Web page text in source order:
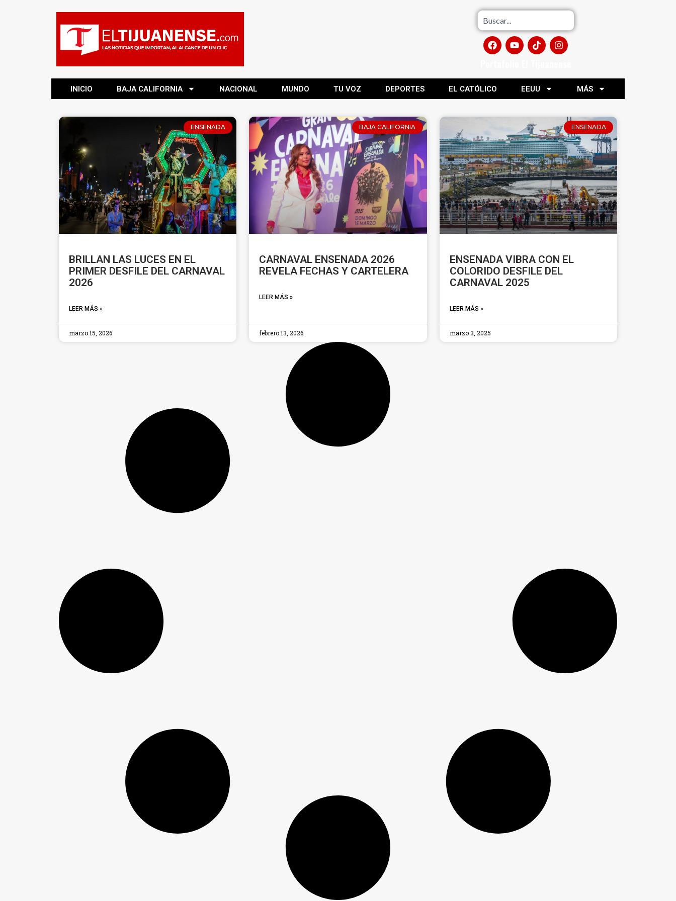
INICIO BAJA CALIFORNIA NACIONAL MUNDO TU VOZ DEPORTES EL CATÓLICO EEUU MÁS
ENSENADA
BRILLAN LAS LUCES EN EL
PRIMER DESFILE DEL CARNAVAL
2026
LEER MÁS »
marzo 15, 2026
BAJA CALIFORNIA
CARNAVAL ENSENADA 2026
REVELA FECHAS Y CARTELERA
LEER MÁS »
febrero 13, 2026
ENSENADA
ENSENADA VIBRA CON EL
COLORIDO DESFILE DEL
CARNAVAL 2025
LEER MÁS »
marzo 3, 2025